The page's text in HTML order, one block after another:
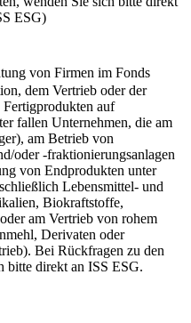
ESG)
von Firmen im Fonds
dem Vertrieb oder der
auf
fallen Unternehmen, die am
am Betrieb von
oder -fraktionierungsanlagen
von Endprodukten unter
Lebensmittel- und
Biokraftstoffe,
am Vertrieb von rohem
Derivaten oder
Bei Rückfragen zu den
bitte direkt an ISS ESG.